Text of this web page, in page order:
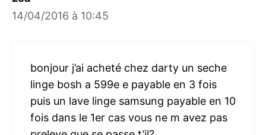
14/04/2016 à 10:45
bonjour j’ai acheté chez darty un seche
linge bosh a 599e e payable en 3 fois
puis un lave linge samsung payable en 10
fois dans le 1er cas vous ne m avez pas